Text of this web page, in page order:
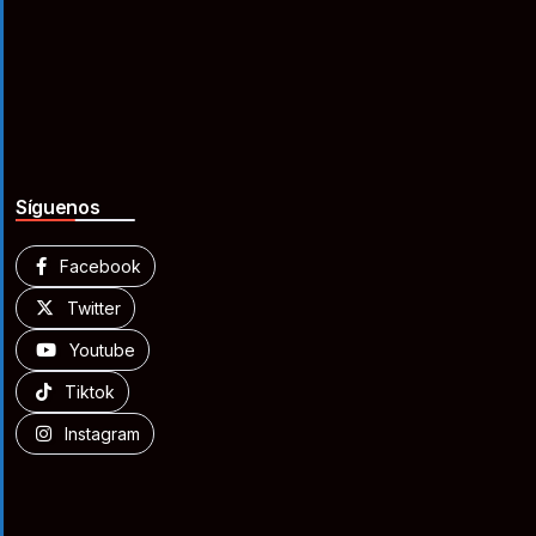
Síguenos
Facebook
Twitter
Youtube
Tiktok
Instagram